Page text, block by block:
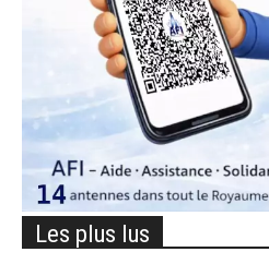
Les plus lus